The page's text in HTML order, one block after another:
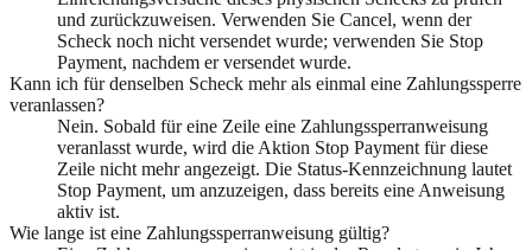
und zurückzuweisen. Verwenden Sie Cancel, wenn der
Scheck noch nicht versendet wurde; verwenden Sie Stop
Payment, nachdem er versendet wurde.
Kann ich für denselben Scheck mehr als einmal eine Zahlungssperre
veranlassen?
Nein. Sobald für eine Zeile eine Zahlungssperranweisung
veranlasst wurde, wird die Aktion Stop Payment für diese
Zeile nicht mehr angezeigt. Die Status-Kennzeichnung lautet
Stop Payment, um anzuzeigen, dass bereits eine Anweisung
aktiv ist.
Wie lange ist eine Zahlungssperranweisung gültig?